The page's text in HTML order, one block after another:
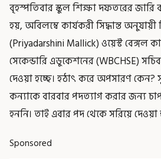
বৃহস্পতিবার স্কুল শিক্ষা দফতরের জারি
হয়, অবিলম্বে কার্যকরী সিদ্ধান্ত অনুযায়ী
(Priyadarshini Mallick) ওয়েস্ট বেঙ্গল
সেকেন্ডারি এডুকেশনের (WBCHSE)
দেওয়া হচ্ছে। হঠাৎ করে অপসারণ কেন?
কন্যাকে বারবার পদত্যাগ করার জন্য
হননি। তাই এবার পদ থেকে সরিয়ে দেওয়া
Sponsored